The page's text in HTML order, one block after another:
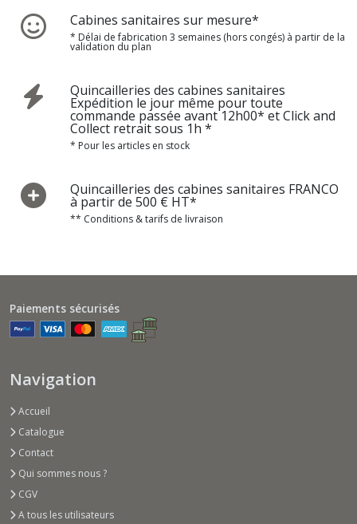
Cabines sanitaires sur mesure*
* Délai de fabrication 3 semaines (hors congés) à partir de la
validation du plan
Quincailleries des cabines sanitaires
Expédition le jour même pour toute
commande passée avant 12h00* et Click and
Collect retrait sous 1h *
* Pour les articles en stock
Quincailleries des cabines sanitaires FRANCO
à partir de 500 € HT*
** Conditions & tarifs de livraison
Paiements sécurisés
Navigation
Accueil
Catalogue
Contact
Qui sommes nous ?
CGV
A tous les utilisateurs